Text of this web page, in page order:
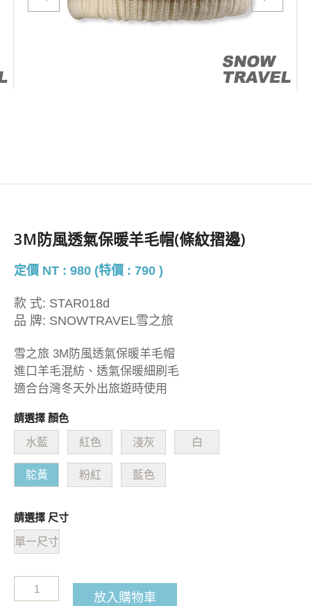
3M防風透氣保暖羊毛帽(條紋摺邊)
定價 NT : 980 (特價 : 790 )
款 式: STAR018d
品 牌: SNOWTRAVEL雪之旅
雪之旅 3M防風透氣保暖羊毛帽
進口羊毛混紡、透氣保暖細刷毛
適合台灣冬天外出旅遊時使用
請選擇 顏色
水藍 紅色 淺灰 白
駝黃 粉紅 藍色
請選擇 尺寸
單一尺寸
放入購物車